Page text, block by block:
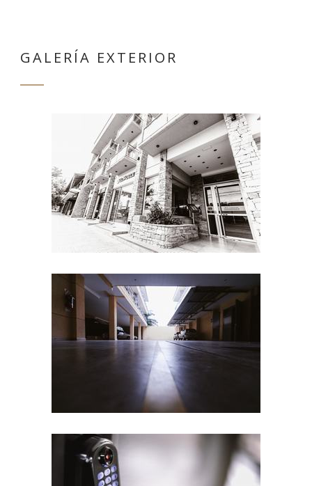
GALERÍA EXTERIOR